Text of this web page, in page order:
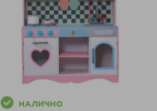
НАЛИЧНО